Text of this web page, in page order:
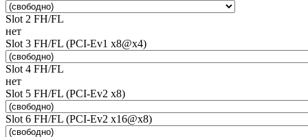
Slot 2 FH/FL
нет
Slot 3 FH/FL (PCI-Ev1 x8@x4)
Slot 4 FH/FL
нет
Slot 5 FH/FL (PCI-Ev2 x8)
Slot 6 FH/FL (PCI-Ev2 x16@x8)